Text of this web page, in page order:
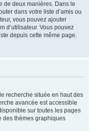
de deux manières. Dans le
dans votre liste d’amis ou
vous pouvez ajouter
d’utilisateur. Vous pouvez
depuis cette même page.
recherche située en haut des
avancée est accessible
sur toutes les pages
des thèmes graphiques